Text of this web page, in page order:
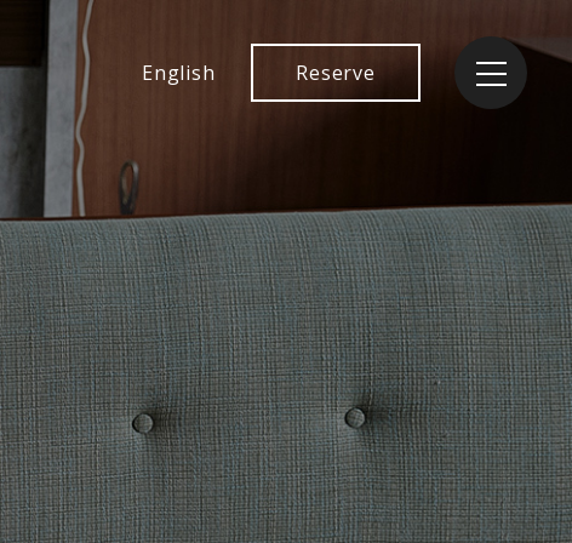
English Reserve